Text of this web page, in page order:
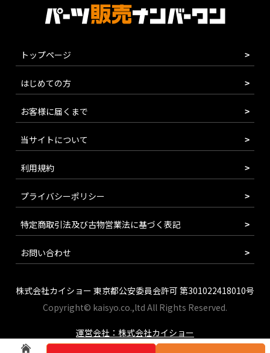
トップページ
はじめての方
お客様に届くまで
当サイトについて
利用規約
プライバシーポリシー
特定商取引法及び古物営業法に基づく表記
お問い合わせ
株式会社カイショー 東京都公安委員会許可 第301022418010号
Copyright© kaisyo.co.,ltd All Rights Reserved.
運営会社：株式会社カイショー